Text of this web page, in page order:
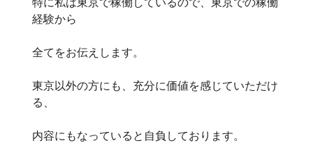
経験から
全てをお伝えします。
東京以外の方にも、充分に価値を感じていただけ
る、
内容にもなっていると自負しております。